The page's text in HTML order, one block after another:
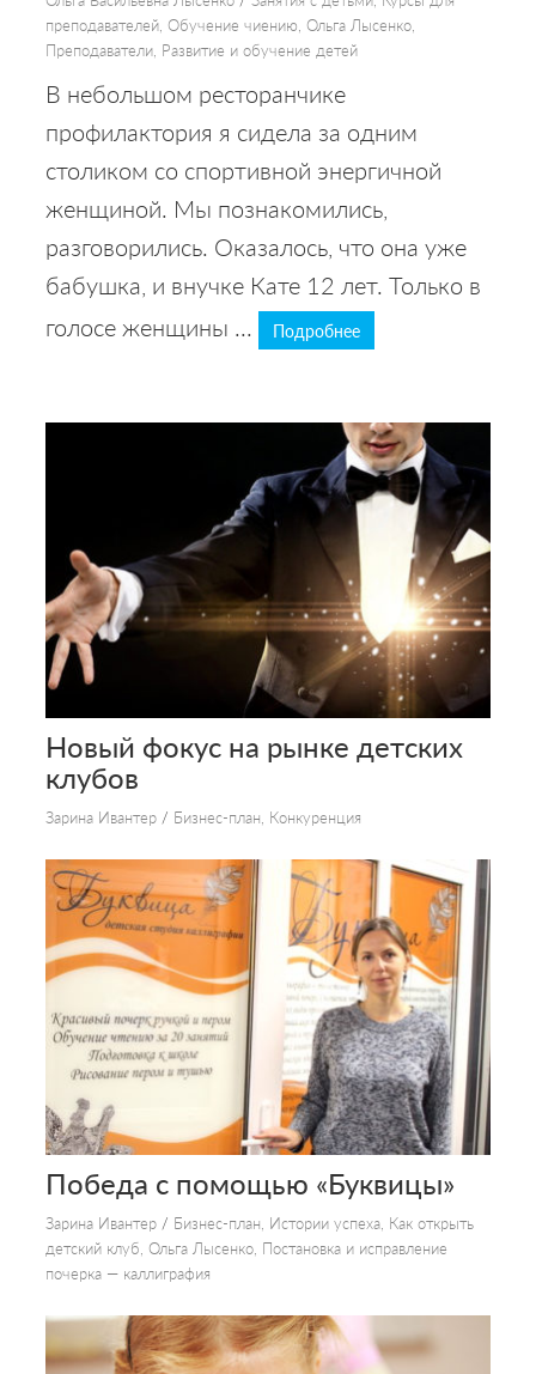
преподавателей, Обучение чиению, Ольга Лысенко,
Преподаватели, Развитие и обучение детей
В небольшом ресторанчике
профилактория я сидела за одним
столиком со спортивной энергичной
женщиной. Мы познакомились,
разговорились. Оказалось, что она уже
бабушка, и внучке Кате 12 лет. Только в
голосе женщины ...
Подробнее
Новый фокус на рынке детских
клубов
Зарина Ивантер/ Бизнес-план, Конкуренция
Победа с помощью «Буквицы»
Зарина Ивантер/ Бизнес-план, Истории успеха, Как открыть
детский клуб, Ольга Лысенко, Постановка и исправление
почерка — каллиграфия